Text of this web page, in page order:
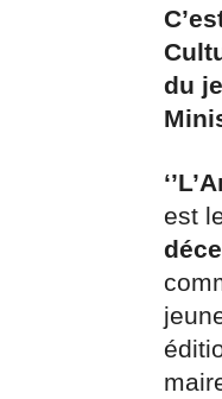
du
est